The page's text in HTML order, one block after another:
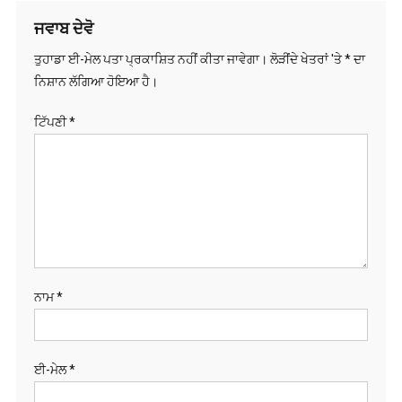
ਜਵਾਬ ਦੇਵੋ
ਤੁਹਾਡਾ ਈ-ਮੇਲ ਪਤਾ ਪ੍ਰਕਾਸ਼ਿਤ ਨਹੀਂ ਕੀਤਾ ਜਾਵੇਗਾ। ਲੋੜੀਂਦੇ ਖੇਤਰਾਂ 'ਤੇ*ਦਾ
ਨਿਸ਼ਾਨ ਲੱਗਿਆ ਹੋਇਆ ਹੈ।
ਟਿੱਪਣੀ*
ਨਾਮ*
ਈ-ਮੇਲ*